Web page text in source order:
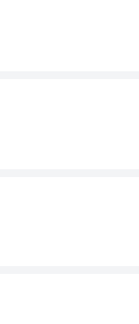
히는 전망 중
마 뷰를 제공합니
꼭 방문해야 할
천문대는 진정으